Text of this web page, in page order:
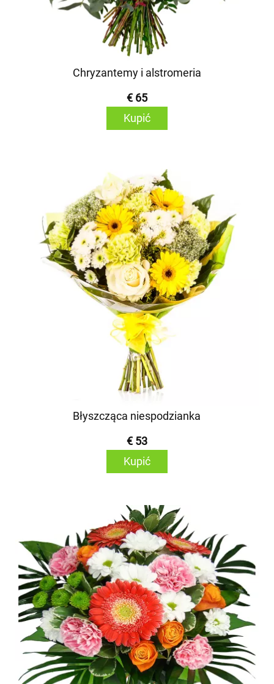
Chryzantemy i alstromeria
€ 65
Kupić
Błyszcząca niespodzianka
€ 53
Kupić